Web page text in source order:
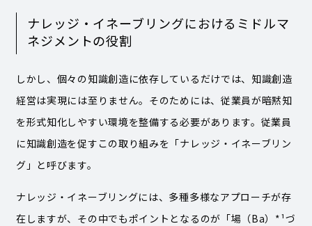
ナレッジ・イネーブリングにおけるミドルマ
ネジメントの役割
しかし、個々の知識創造に依存しているだけでは、知識創造
経営は実現には至りません。そのためには、従業員が暗黙知
を形式知化しやすい環境を整備する必要があります。従業員
に知識創造を促すこの取り組みを「ナレッジ・イネーブリン
グ」と呼びます。
ナレッジ・イネーブリングには、多種多様なアプローチが存
在しますが、その中でもポイントとなるのが「場（Ba）*¹づ